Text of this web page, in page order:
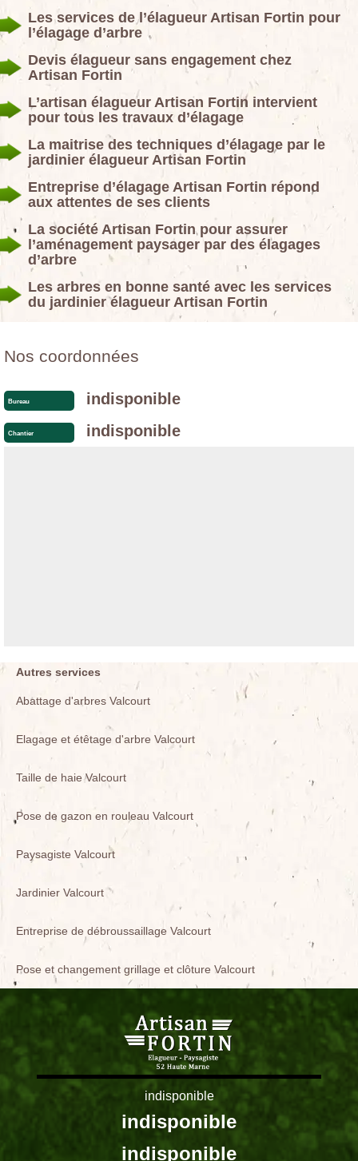
Les services de l’élagueur Artisan Fortin pour
l’élagage d’arbre
Devis élagueur sans engagement chez
Artisan Fortin
L’artisan élagueur Artisan Fortin intervient
pour tous les travaux d’élagage
La maitrise des techniques d’élagage par le
jardinier élagueur Artisan Fortin
Entreprise d’élagage Artisan Fortin répond
aux attentes de ses clients
La société Artisan Fortin pour assurer
l’aménagement paysager par des élagages
d’arbre
Les arbres en bonne santé avec les services
du jardinier élagueur Artisan Fortin
Nos coordonnées
Bureau indisponible
Chantier indisponible
Autres services
Abattage d'arbres Valcourt
Elagage et étêtage d'arbre Valcourt
Taille de haie Valcourt
Pose de gazon en rouleau Valcourt
Paysagiste Valcourt
Jardinier Valcourt
Entreprise de débroussaillage Valcourt
Pose et changement grillage et clôture Valcourt
indisponible
indisponible
indisponible